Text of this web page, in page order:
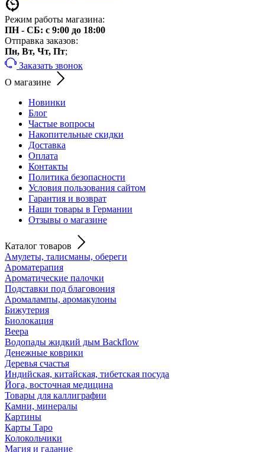
Режим работы магазина:
ПН - СБ: с 9:00 до 18:00
Отправка заказов:
Пн, Вт, Чт, Пт;
Заказать звонок
О магазине
Новинки
Блог
Частые вопросы
Накопительные скидки
Доставка
Оплата
Контакты
Политика безопасности
Условия пользования сайтом
Гарантия и возврат
Наши товары в Германии
Отзывы о магазине
Каталог товаров
Амулеты, талисманы, обереги
Ароматерапия
Ароматические палочки
Подставки под благовония
Аромалампы, аромакулоны
Бижутерия
Биолокация
Веера
Водопады жидкий дым Backflow
Денежные коврики
Деревья счастья
Индийская, китайская, тибетская посуда
Йога, восточная медицина
Товары для каллиграфии
Камни, минералы
Картины
Карты Таро
Колокольчики
Магия и гадание